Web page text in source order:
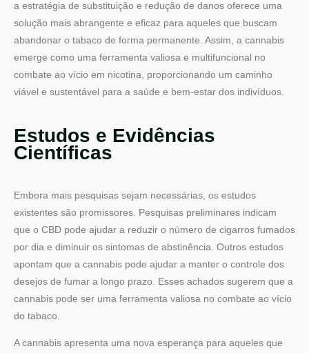
a estratégia de substituição e redução de danos oferece uma
solução mais abrangente e eficaz para aqueles que buscam
abandonar o tabaco de forma permanente. Assim, a cannabis
emerge como uma ferramenta valiosa e multifuncional no
combate ao vício em nicotina, proporcionando um caminho
viável e sustentável para a saúde e bem-estar dos indivíduos.
Estudos e Evidências
Científicas
Embora mais pesquisas sejam necessárias, os estudos
existentes são promissores. Pesquisas preliminares indicam
que o CBD pode ajudar a reduzir o número de cigarros fumados
por dia e diminuir os sintomas de abstinência. Outros estudos
apontam que a cannabis pode ajudar a manter o controle dos
desejos de fumar a longo prazo. Esses achados sugerem que a
cannabis pode ser uma ferramenta valiosa no combate ao vício
do tabaco.
A cannabis apresenta uma nova esperança para aqueles que